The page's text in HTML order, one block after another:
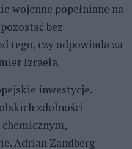
wojenne popełniane na
bez
tego, czy odpowiada za
Izraela.
inwestycje.
zdolności
Adrian Zandberg